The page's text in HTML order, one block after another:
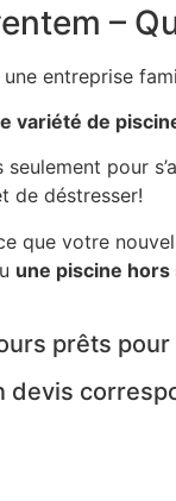
–
entreprise
variété de
pour
de déstresser!
que votre
une piscine hors
prêts
devis